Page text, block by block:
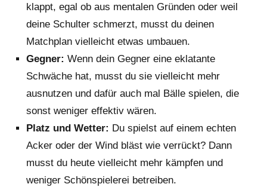
klappt, egal ob aus mentalen Gründen oder weil
deine Schulter schmerzt, musst du deinen
Matchplan vielleicht etwas umbauen.
Gegner: Wenn dein Gegner eine eklatante
Schwäche hat, musst du sie vielleicht mehr
ausnutzen und dafür auch mal Bälle spielen, die
sonst weniger effektiv wären.
Platz und Wetter: Du spielst auf einem echten
Acker oder der Wind bläst wie verrückt? Dann
musst du heute vielleicht mehr kämpfen und
weniger Schönspielerei betreiben.